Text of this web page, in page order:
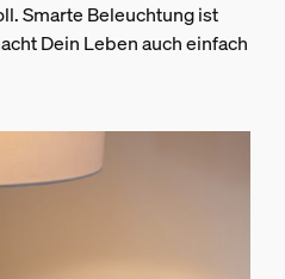
Smarte Beleuchtung ist
Dein Leben auch einfach